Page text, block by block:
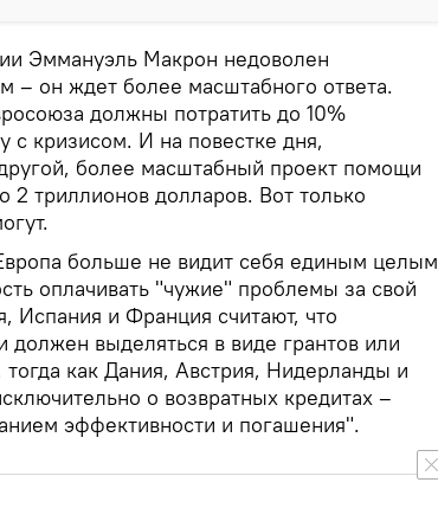
Эммануэль Макрон недоволен
– он ждет более масштабного ответа.
должны потратить до 10%
с кризисом. И на повестке дня,
более масштабный проект помощи
2 триллионов долларов. Вот только
больше не видит себя единым целым
оплачивать "чужие" проблемы за свой
Испания и Франция считают, что
выделяться в виде грантов или
как Дания, Австрия, Нидерланды и
о возвратных кредитах –
эффективности и погашения".